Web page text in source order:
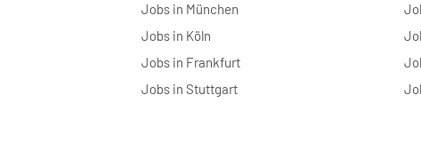
Jobs in München
Jobs in Köln
Jobs in Frankfurt
Jobs in Stuttgart